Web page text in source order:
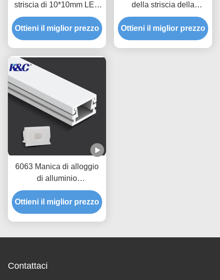
striscia di 10*10mm LED
con la copertura del
diffusore del PC di PMMA
Ottieni il miglior prezzo
della striscia della
plafoniera 10*13mm LED
con il diffusore
Ottieni il miglior prezzo
6063 Manica di alloggio
di alluminio
dell'estrusione di profilo
della striscia di T5 LED
Ottieni il miglior prezzo
Contattaci